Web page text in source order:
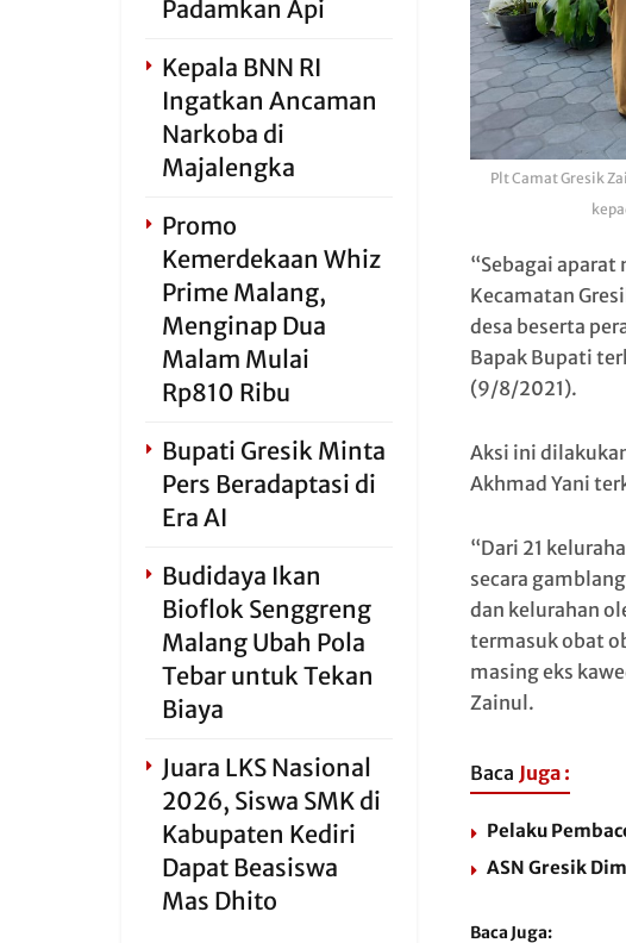
Plt Camat Gresik
“Sebagai
Kecamatan
desa beserta
Bapak Bupati
(9/8/2021).
Aksi ini
Akhmad Yani
“Dari 21
secara
dan kelurahan
termasuk obat
masing eks
Zainul.
Baca Juga :
Pelaku
ASN Gresik
Baca Juga:
Padamkan Api
Kepala BNN RI
Ingatkan Ancaman
Narkoba di
Majalengka
Promo
Kemerdekaan Whiz
Prime Malang,
Menginap Dua
Malam Mulai
Rp810 Ribu
Bupati Gresik Minta
Pers Beradaptasi di
Era AI
Budidaya Ikan
Bioflok Senggreng
Malang Ubah Pola
Tebar untuk Tekan
Biaya
Juara LKS Nasional
2026, Siswa SMK di
Kabupaten Kediri
Dapat Beasiswa
Mas Dhito